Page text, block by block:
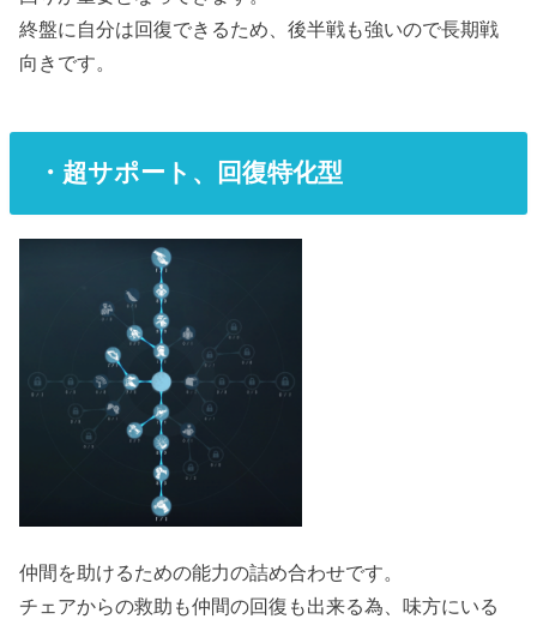
終盤に自分は回復できるため、後半戦も強いので長期戦
向きです。
・超サポート、回復特化型
仲間を助けるための能力の詰め合わせです。
チェアからの救助も仲間の回復も出来る為、味方にいる